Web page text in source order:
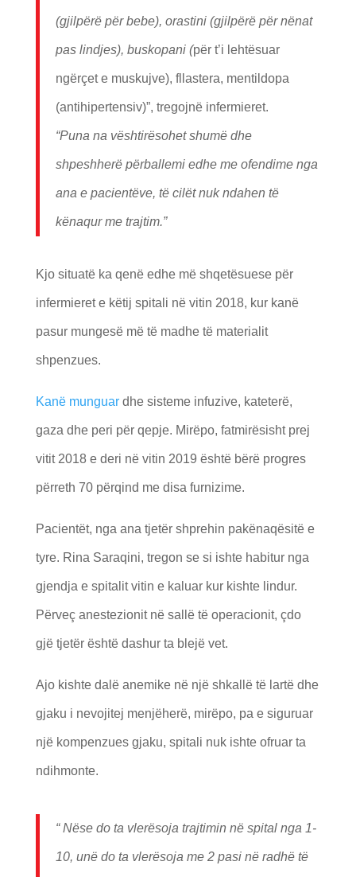
(gjilpërë për bebe), orastini (gjilpërë për nënat
pas lindjes), buskopani (për t’i lehtësuar
ngërçet e muskujve), fllastera, mentildopa
(antihipertensiv)”, tregojnë infermieret.
“Puna na vështirësohet shumë dhe
shpeshherë përballemi edhe me ofendime nga
ana e pacientëve, të cilët nuk ndahen të
kënaqur me trajtim.”
Kjo situatë ka qenë edhe më shqetësuese për
infermieret e këtij spitali në vitin 2018, kur kanë
pasur mungesë më të madhe të materialit
shpenzues.
Kanë munguardhe sisteme infuzive, kateterë,
gaza dhe peri për qepje. Mirëpo, fatmirësisht prej
vitit 2018 e deri në vitin 2019 është bërë progres
përreth 70 përqind me disa furnizime.
Pacientët, nga ana tjetër shprehin pakënaqësitë e
tyre. Rina Saraqini, tregon se si ishte habitur nga
gjendja e spitalit vitin e kaluar kur kishte lindur.
Përveç anestezionit në sallë të operacionit, çdo
gjë tjetër është dashur ta blejë vet.
Ajo kishte dalë anemike në një shkallë të lartë dhe
gjaku i nevojitej menjëherë, mirëpo, pa e siguruar
një kompenzues gjaku, spitali nuk ishte ofruar ta
ndihmonte.
“ Nëse do ta vlerësoja trajtimin në spital nga 1-
10, unë do ta vlerësoja me 2 pasi në radhë të